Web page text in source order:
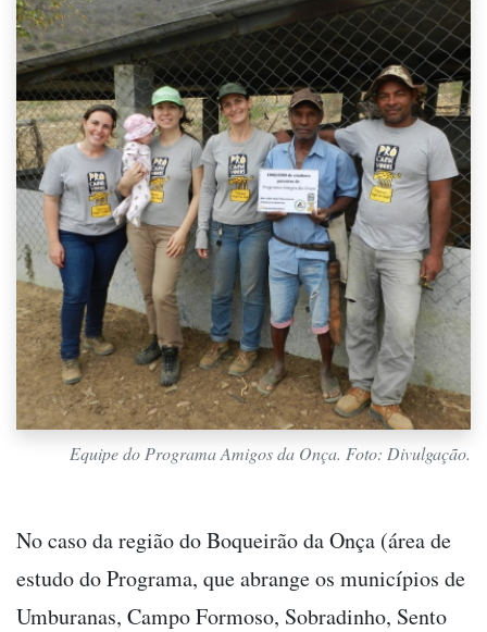
Equipe do Programa Amigos da Onça. Foto: Divulgação.
No caso da região do Boqueirão da Onça (área de
estudo do Programa, que abrange os municípios de
Umburanas, Campo Formoso, Sobradinho, Sento